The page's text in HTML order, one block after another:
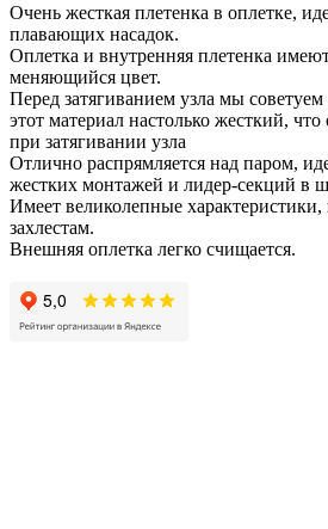
Очень жесткая плетенка в оплетке,
плавающих насадок.
Оплетка и внутренняя плетенка
меняющийся цвет.
Перед затягиванием узла мы советуем
этот материал настолько жесткий,
при затягивании узла
Отлично распрямляется над паром,
жестких монтажей и лидер-секций в
Имеет великолепные
захлестам.
Внешняя оплетка легко счищается.